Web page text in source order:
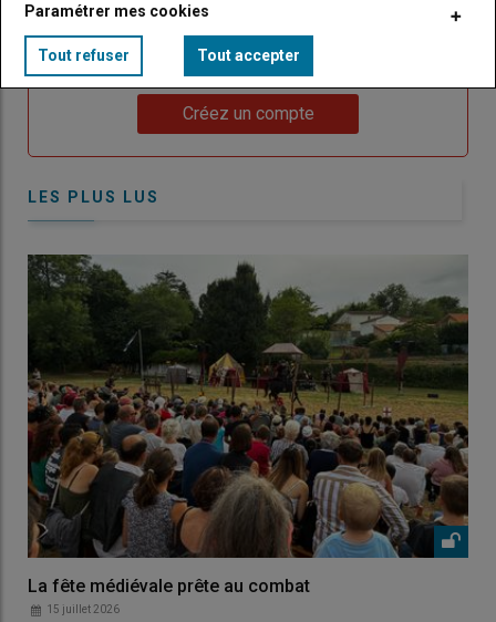
BodyChoisissez votre formule et créez votre
compte pour accéder à tout Caracterres.
Créez un compte
LES PLUS LUS
La fête médiévale prête au combat
15 juillet 2026
Paramétrer mes cookies
Tout refuser Tout accepter